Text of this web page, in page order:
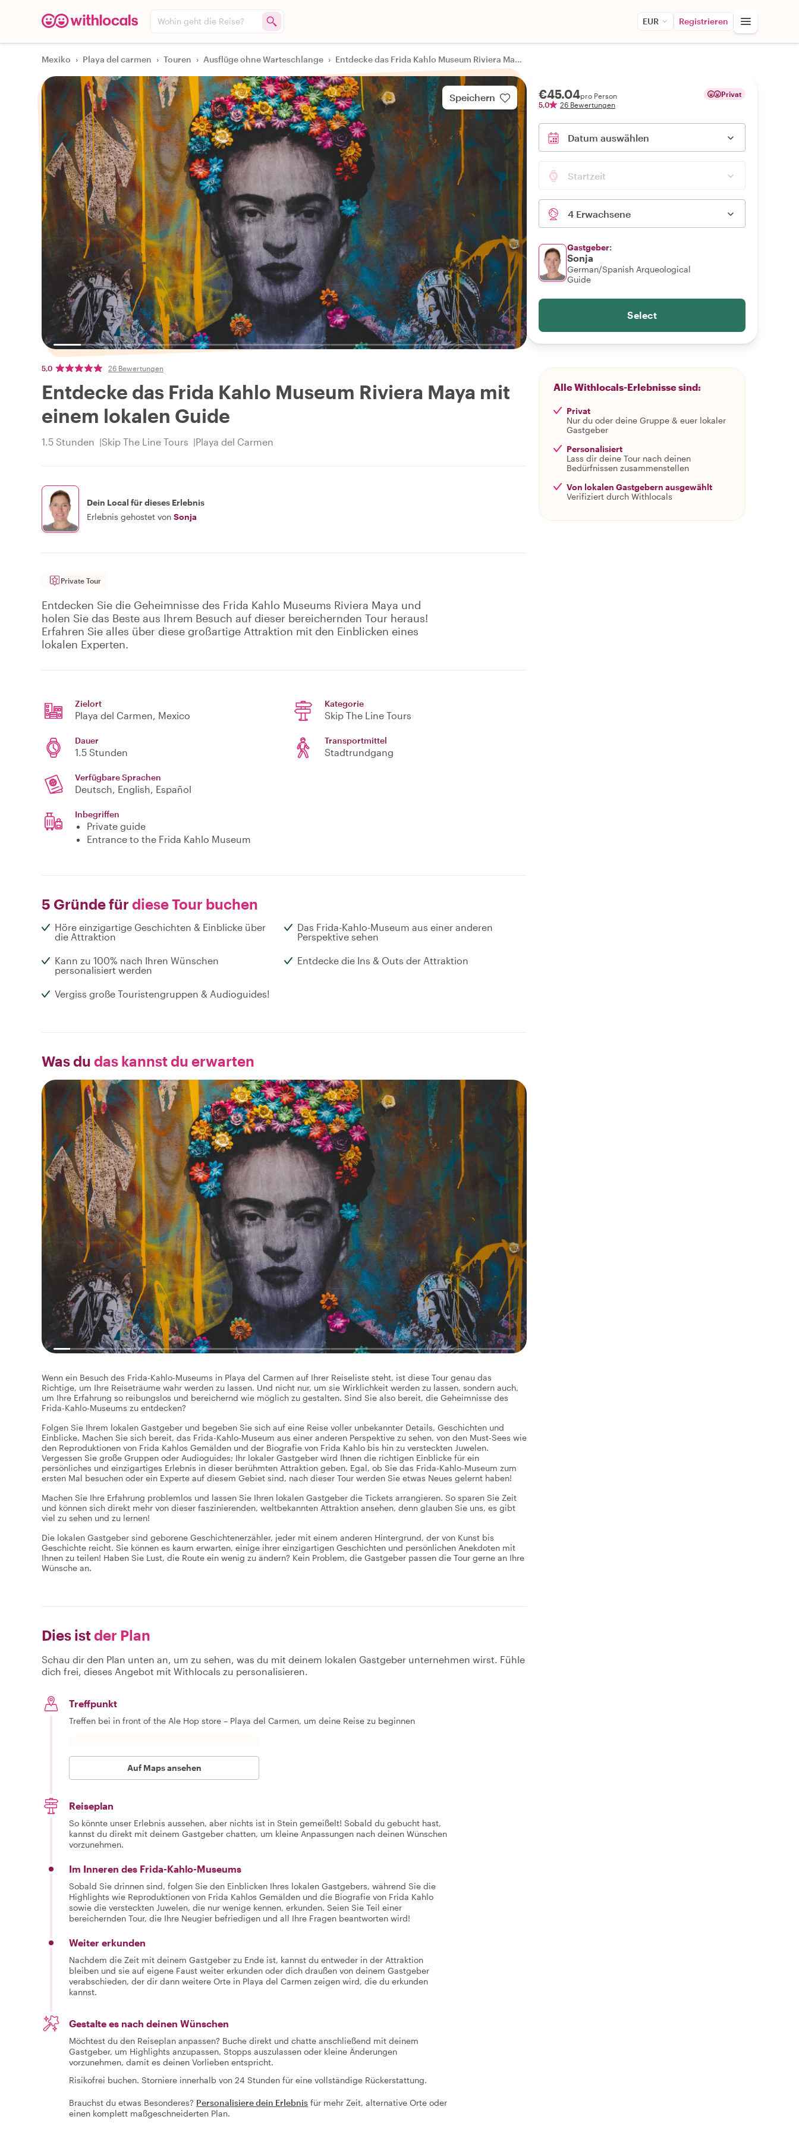
Wohin geht die Reise? EUR Registrieren
Mexiko › Playa del carmen › Touren › Ausflüge ohne Warteschlange › Entdecke das Frida Kahlo Museum Riviera Maya mit einem lokalen Guide
Speichern
5,0 26 Bewertungen
Entdecke das Frida Kahlo Museum Riviera Maya mit
einem lokalen Guide
1.5 Stunden Skip The Line Tours Playa del Carmen
Dein Local für dieses Erlebnis
Erlebnis gehostet von Sonja
Private Tour
Entdecken Sie die Geheimnisse des Frida Kahlo Museums Riviera Maya und
holen Sie das Beste aus Ihrem Besuch auf dieser bereichernden Tour heraus!
Erfahren Sie alles über diese großartige Attraktion mit den Einblicken eines
lokalen Experten.
Zielort
Playa del Carmen, Mexico
Kategorie
Skip The Line Tours
Dauer
1.5 Stunden
Transportmittel
Stadtrundgang
Verfügbare Sprachen
Deutsch, English, Español
Inbegriffen
Private guide
Entrance to the Frida Kahlo Museum
5 Gründe für diese Tour buchen
Höre einzigartige Geschichten & Einblicke über
die Attraktion
Das Frida-Kahlo-Museum aus einer anderen
Perspektive sehen
Kann zu 100% nach Ihren Wünschen
personalisiert werden
Entdecke die Ins & Outs der Attraktion
Vergiss große Touristengruppen & Audioguides!
Was du das kannst du erwarten
Wenn ein Besuch des Frida-Kahlo-Museums in Playa del Carmen auf Ihrer Reiseliste steht, ist diese Tour genau das
Richtige, um Ihre Reiseträume wahr werden zu lassen. Und nicht nur, um sie Wirklichkeit werden zu lassen, sondern auch,
um Ihre Erfahrung so reibungslos und bereichernd wie möglich zu gestalten. Sind Sie also bereit, die Geheimnisse des
Frida-Kahlo-Museums zu entdecken?
Folgen Sie Ihrem lokalen Gastgeber und begeben Sie sich auf eine Reise voller unbekannter Details, Geschichten und
Einblicke. Machen Sie sich bereit, das Frida-Kahlo-Museum aus einer anderen Perspektive zu sehen, von den Must-Sees wie
den Reproduktionen von Frida Kahlos Gemälden und der Biografie von Frida Kahlo bis hin zu versteckten Juwelen.
Vergessen Sie große Gruppen oder Audioguides; Ihr lokaler Gastgeber wird Ihnen die richtigen Einblicke für ein
persönliches und einzigartiges Erlebnis in dieser berühmten Attraktion geben. Egal, ob Sie das Frida-Kahlo-Museum zum
ersten Mal besuchen oder ein Experte auf diesem Gebiet sind, nach dieser Tour werden Sie etwas Neues gelernt haben!
Machen Sie Ihre Erfahrung problemlos und lassen Sie Ihren lokalen Gastgeber die Tickets arrangieren. So sparen Sie Zeit
und können sich direkt mehr von dieser faszinierenden, weltbekannten Attraktion ansehen, denn glauben Sie uns, es gibt
viel zu sehen und zu lernen!
Die lokalen Gastgeber sind geborene Geschichtenerzähler, jeder mit einem anderen Hintergrund, der von Kunst bis
Geschichte reicht. Sie können es kaum erwarten, einige ihrer einzigartigen Geschichten und persönlichen Anekdoten mit
Ihnen zu teilen! Haben Sie Lust, die Route ein wenig zu ändern? Kein Problem, die Gastgeber passen die Tour gerne an Ihre
Wünsche an.
Dies istder Plan
Schau dir den Plan unten an, um zu sehen, was du mit deinem lokalen Gastgeber unternehmen wirst. Fühle
dich frei, dieses Angebot mit Withlocals zu personalisieren.
Treffpunkt
Treffen bei in front of the Ale Hop store – Playa del Carmen, um deine Reise zu beginnen
Auf Maps ansehen
Reiseplan
So könnte unser Erlebnis aussehen, aber nichts ist in Stein gemeißelt! Sobald du gebucht hast,
kannst du direkt mit deinem Gastgeber chatten, um kleine Anpassungen nach deinen Wünschen
vorzunehmen.
Im Inneren des Frida-Kahlo-Museums
Sobald Sie drinnen sind, folgen Sie den Einblicken Ihres lokalen Gastgebers, während Sie die
Highlights wie Reproduktionen von Frida Kahlos Gemälden und die Biografie von Frida Kahlo
sowie die versteckten Juwelen, die nur wenige kennen, erkunden. Seien Sie Teil einer
bereichernden Tour, die Ihre Neugier befriedigen und all Ihre Fragen beantworten wird!
Weiter erkunden
Nachdem die Zeit mit deinem Gastgeber zu Ende ist, kannst du entweder in der Attraktion
bleiben und sie auf eigene Faust weiter erkunden oder dich draußen von deinem Gastgeber
verabschieden, der dir dann weitere Orte in Playa del Carmen zeigen wird, die du erkunden
kannst.
Gestalte es nach deinen Wünschen
Möchtest du den Reiseplan anpassen? Buche direkt und chatte anschließend mit deinem
Gastgeber, um Highlights anzupassen, Stopps auszulassen oder kleine Änderungen
vorzunehmen, damit es deinen Vorlieben entspricht.
Risikofrei buchen. Storniere innerhalb von 24 Stunden für eine vollständige Rückerstattung.
Brauchst du etwas Besonderes? Personalisiere dein Erlebnis für mehr Zeit, alternative Orte oder
einen komplett maßgeschneiderten Plan.
€45.04pro Person
5,0
26 Bewertungen
Privat
Datum auswählen
Startzeit
4 Erwachsene
Gastgeber:
Sonja
German/Spanish Arqueological
Guide
Select
Alle Withlocals-Erlebnisse sind:
Privat
Nur du oder deine Gruppe & euer lokaler
Gastgeber
Personalisiert
Lass dir deine Tour nach deinen
Bedürfnissen zusammenstellen
Von lokalen Gastgebern ausgewählt
Verifiziert durch Withlocals